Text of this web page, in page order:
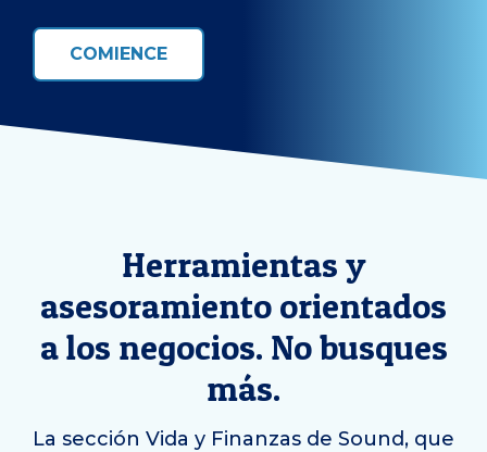
COMIENCE
Herramientas y
asesoramiento orientados
a los negocios. No busques
más.
La sección Vida y Finanzas de Sound, que